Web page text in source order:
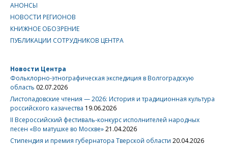
АНОНСЫ
НОВОСТИ РЕГИОНОВ
КНИЖНОЕ ОБОЗРЕНИЕ
ПУБЛИКАЦИИ СОТРУДНИКОВ ЦЕНТРА
Новости Центра
Фольклорно-этнографическая экспедиция в Волгоградскую
область 02.07.2026
Листопадовские чтения — 2026: История и традиционная культура
российского казачества 19.06.2026
II Всероссийский фестиваль-конкурс исполнителей народных
песен «Во матушке во Москве»21.04.2026
Стипендия и премия губернатора Тверской области 20.04.2026